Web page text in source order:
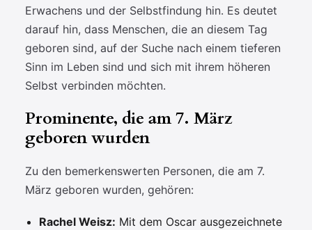
Erwachens und der Selbstfindung hin. Es deutet
darauf hin, dass Menschen, die an diesem Tag
geboren sind, auf der Suche nach einem tieferen
Sinn im Leben sind und sich mit ihrem höheren
Selbst verbinden möchten.
Prominente, die am 7. März
geboren wurden
Zu den bemerkenswerten Personen, die am 7.
März geboren wurden, gehören:
Rachel Weisz: Mit dem Oscar ausgezeichnete